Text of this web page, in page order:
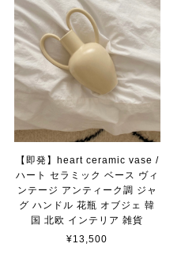
【即発】heart ceramic vase /
ハート セラミック ベース ヴィ
ンテージ アンティーク調 ジャ
グ ハンドル 花瓶 オブジェ 韓
国 北欧 インテリア 雑貨
¥13,500